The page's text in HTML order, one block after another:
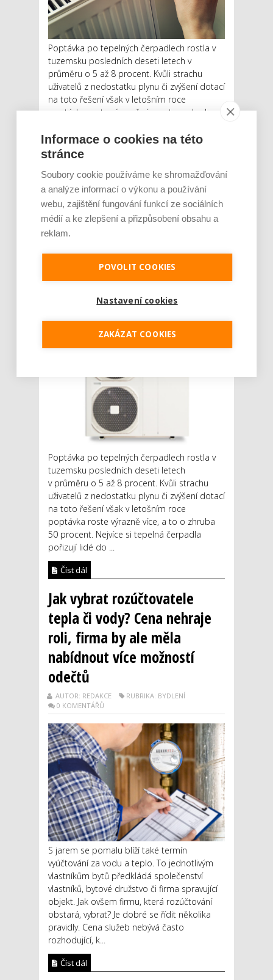
Poptávka po tepelných čerpadlech rostla v
tuzemsku posledních deseti letech v
průměru o 5 až 8 procent. Kvůli strachu
uživatelů z nedostatku plynu či zvýšení dotací
na toto řešení však v letošním roce
poptávka roste výrazně více, a to o zhruba
pořizují lidé do ...
Číst dál
Obliba tepelných čerpadel
roste raketově. Nejvíce
přibývají u novostaveb,
0 KOMENTÁŘŮ
Poptávka po tepelných čerpadlech rostla v
tuzemsku posledních deseti letech
v průměru o 5 až 8 procent. Kvůli strachu
uživatelů z nedostatku plynu či zvýšení dotací
na toto řešení však v letošním roce
poptávka roste výrazně více, a to o zhruba
50 procent. Nejvíce si tepelná čerpadla
pořizují lidé do ...
Číst dál
Jak vybrat rozúčtovatele
tepla či vody? Cena nehraje
roli, firma by ale měla
nabídnout více možností
odečtů
AUTOR: REDAKCE
RUBRIKA: BYDLENÍ
0 KOMENTÁŘŮ
S jarem se pomalu blíží také termín
vyúčtování za vodu a teplo. To jednotlivým
vlastníkům bytů předkládá společenství
vlastníků, bytové družstvo či firma spravující
objekt. Jak ovšem firmu, která rozúčtování
obstará, vybrat? Je dobré se řídit několika
pravidly. Cena služeb nebývá často
rozhodující, k...
Číst dál
Informace o cookies na této
stránce
Soubory cookie používáme ke shromažďování
a analýze informací o výkonu a používání
webu, zajištění fungování funkcí ze sociálních
médií a ke zlepšení a přizpůsobení obsahu a
reklam.
POVOLIT COOKIES
Nastavení cookies
ZAKÁZAT COOKIES